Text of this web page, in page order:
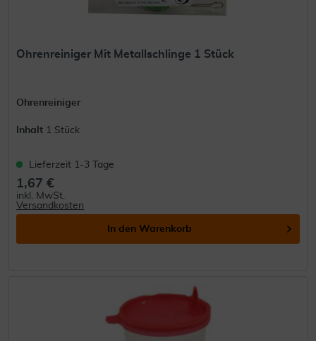
Ohrenreiniger Mit Metallschlinge 1 Stück
Ohrenreiniger
Inhalt 1 Stück
Lieferzeit 1-3 Tage
1,67 €
inkl. MwSt.
Versandkosten
In den Warenkorb